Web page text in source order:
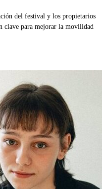
del festival y los propietarios
clave para mejorar la movilidad